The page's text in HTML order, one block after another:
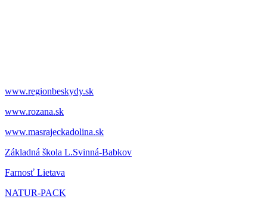
www.regionbeskydy.sk
www.rozana.sk
www.masrajeckadolina.sk
Základná škola L.Svinná-Babkov
Farnosť Lietava
NATUR-PACK